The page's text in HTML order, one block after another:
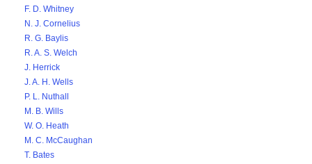
F. D. Whitney
N. J. Cornelius
R. G. Baylis
R. A. S. Welch
J. Herrick
J. A. H. Wells
P. L. Nuthall
M. B. Wills
W. O. Heath
M. C. McCaughan
T. Bates